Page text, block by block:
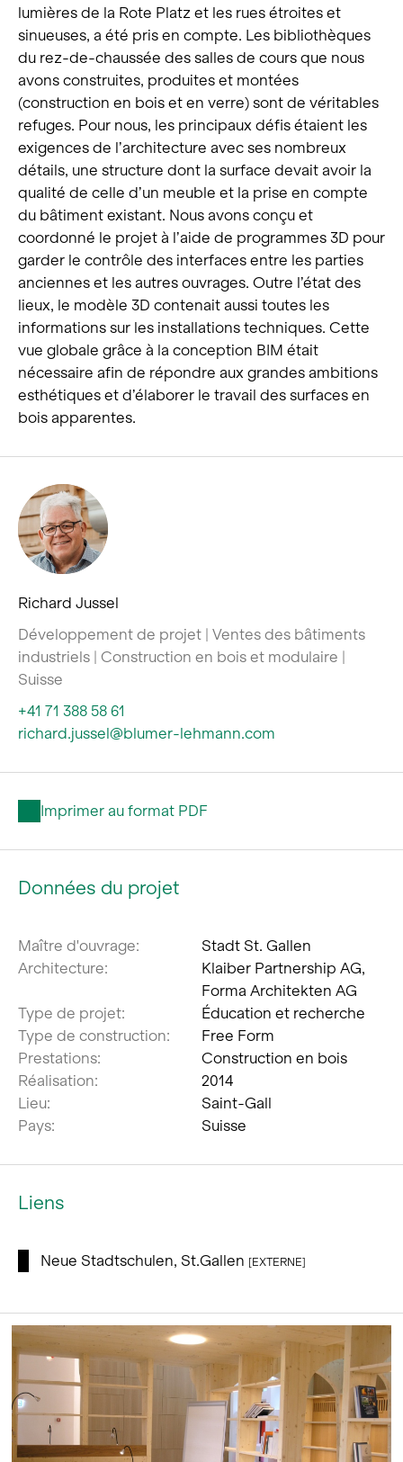
lumières de la Rote Platz et les rues étroites et
sinueuses, a été pris en compte. Les bibliothèques
du rez-de-chaussée des salles de cours que nous
avons construites, produites et montées
(construction en bois et en verre) sont de véritables
refuges. Pour nous, les principaux défis étaient les
exigences de l’architecture avec ses nombreux
détails, une structure dont la surface devait avoir la
qualité de celle d’un meuble et la prise en compte
du bâtiment existant. Nous avons conçu et
coordonné le projet à l’aide de programmes 3D pour
garder le contrôle des interfaces entre les parties
anciennes et les autres ouvrages. Outre l’état des
lieux, le modèle 3D contenait aussi toutes les
informations sur les installations techniques. Cette
vue globale grâce à la conception BIM était
nécessaire afin de répondre aux grandes ambitions
esthétiques et d’élaborer le travail des surfaces en
bois apparentes.
Richard Jussel
Développement de projet | Ventes des bâtiments
industriels | Construction en bois et modulaire |
Suisse
+41 71 388 58 61
richard.jussel@blumer-lehmann.com
Imprimer au format PDF
Données du projet
Maître d'ouvrage:
Stadt St. Gallen
Architecture:
Klaiber Partnership AG,
Forma Architekten AG
Type de projet:
Éducation et recherche
Type de construction:
Free Form
Prestations:
Construction en bois
Réalisation:
2014
Lieu:
Saint-Gall
Pays:
Suisse
Liens
Neue Stadtschulen, St.Gallen [EXTERNE]